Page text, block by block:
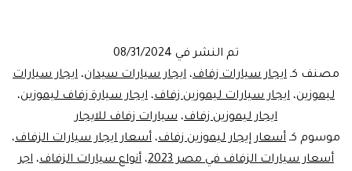
–
ايجار
ليموزين
استرتش
تم النشر في 08/31/2024
مصنف كـ ايجار سيارات زفاف، ايجار سيارات سيدان، ايجار سيارات
ليموزين، ايجار سيارات ليموزين زفاف، ايجار سيارة زفاف ليموزين،
ايجار ليموزين زفاف، سيارات زفاف للايجار
موسوم كـ أسعار إيجار ليموزين زفاف، أسعار ايجار سيارات الزفاف،
أسعار سيارات الزفاف في مصر 2023
، أنواع سيارات الزفاف، اجر